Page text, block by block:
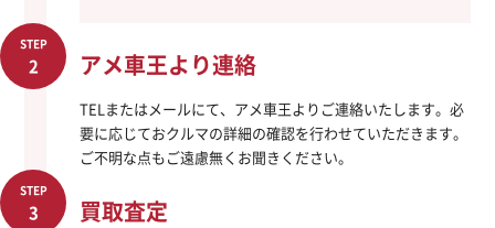
STEP
2 アメ車王より連絡
TELまたはメールにて、アメ車王よりご連絡いたします。必
要に応じておクルマの詳細の確認を行わせていただきます。
ご不明な点もご遠慮無くお聞きください。
STEP
3 買取査定